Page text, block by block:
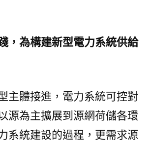
，為構建新型電力系統供給
主體接進，電力系統可控對
源為主擴展到源網荷儲各環
系統建設的過程，更需求源